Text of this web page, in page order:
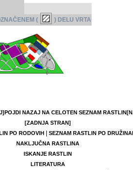
(
) DELU VRTA
POJDI NAZAJ NA CELOTEN SEZNAM RASTLIN
[ZADNJA STRAN]
PO RODOVIH|
SEZNAM RASTLIN PO
NAKLJUČNA RASTLINA
ISKANJE RASTLIN
LITERATURA